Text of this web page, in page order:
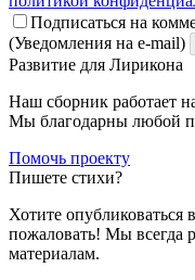
Подписаться на
(Уведомления на e-mail)
Развитие для Лирикона
Наш сборник работает
Мы благодарны любой
Помочь проекту
Пишете стихи?
Хотите
пожаловать! Мы всегда
материалам.